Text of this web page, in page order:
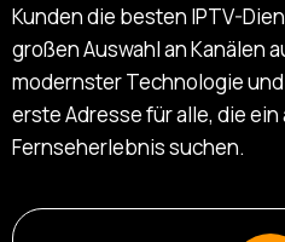
Kunden die besten IPTV-
großen Auswahl an Kanälen
modernster Technologie
erste Adresse für alle, die
Fernseherlebnis suchen.